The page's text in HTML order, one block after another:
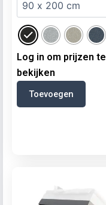
Log in om prijzen te
bekijken
Toevoegen